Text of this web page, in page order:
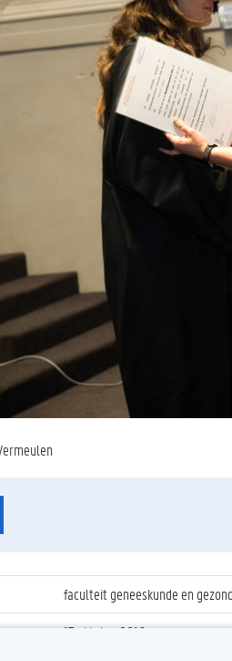
faculteit geneeskunde en
17 oktober 2016